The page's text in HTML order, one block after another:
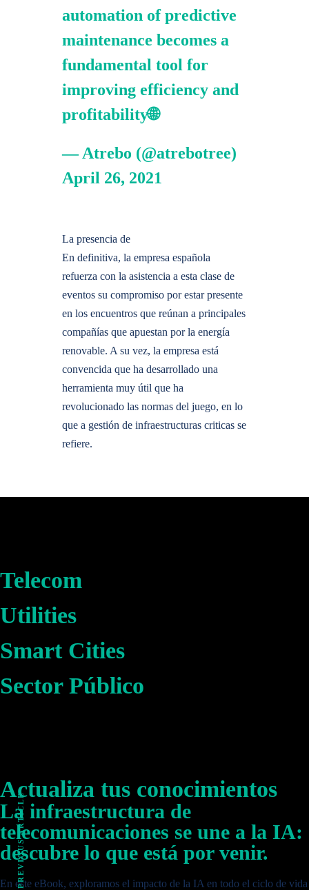
automation of predictive
maintenance becomes a
fundamental tool for
improving efficiency and
profitability🌐
— Atrebo (@atrebotree)
April 26, 2021
La presencia de
En definitiva, la empresa española
refuerza con la asistencia a esta clase de
eventos su compromiso por estar presente
en los encuentros que reúnan a principales
compañías que apuestan por la energía
renovable. A su vez, la empresa está
convencida que ha desarrollado una
herramienta muy útil que ha
revolucionado las normas del juego, en lo
que a gestión de infraestructuras criticas se
refiere.
PREVIOUS ARTICLE
Telecom
Utilities
Smart Cities
Sector Público
Actualiza tus conocimientos
La infraestructura de
telecomunicaciones se une a la IA:
descubre lo que está por venir.
En este eBook, exploramos el impacto de la IA en todo el ciclo de vida